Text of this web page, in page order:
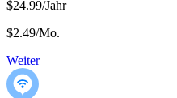
$24.99/Jahr
$2.49/Mo.
Weiter